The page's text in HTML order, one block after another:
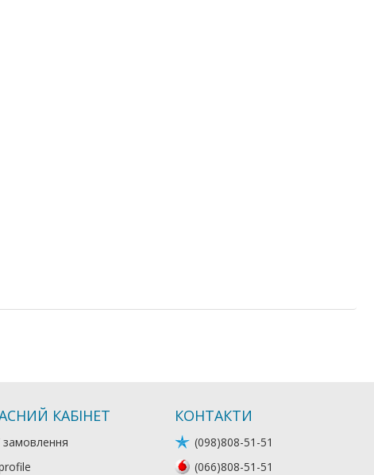
КАБІНЕТ
замовлення
КОНТАКТИ
(098)808-51-51
(066)808-51-51